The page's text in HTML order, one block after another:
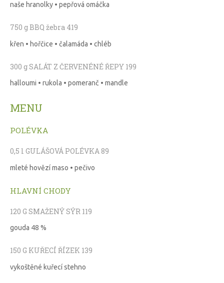
naše hranolky • pepřová omáčka
750 g BBQ žebra 419
křen • hořčice • čalamáda • chléb
300 g SALÁT Z ČERVENÉNÉ ŘEPY 199
halloumi • rukola • pomeranč • mandle
MENU
POLÉVKA
0,5 l GULÁŠOVÁ POLÉVKA 89
mleté hovězí maso • pečivo
HLAVNÍ CHODY
120 G SMAŽENÝ SÝR 119
gouda 48 %
150 G KUŘECÍ ŘÍZEK 139
vykoštěné kuřecí stehno